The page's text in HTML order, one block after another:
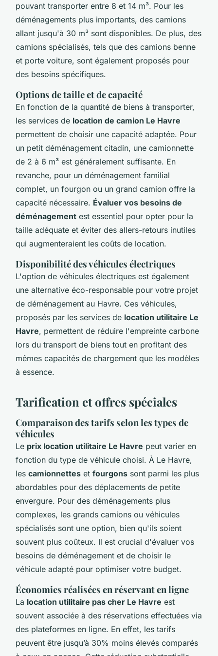
pouvant transporter entre 8 et 14 m³. Pour les
déménagements plus importants, des camions
allant jusqu'à 30 m³ sont disponibles. De plus, des
camions spécialisés, tels que des camions benne
et porte voiture, sont également proposés pour
des besoins spécifiques.
Options de taille et de capacité
En fonction de la quantité de biens à transporter,
les services de location de camion Le Havre
permettent de choisir une capacité adaptée. Pour
un petit déménagement citadin, une camionnette
de 2 à 6 m³ est généralement suffisante. En
revanche, pour un déménagement familial
complet, un fourgon ou un grand camion offre la
capacité nécessaire. Évaluer vos besoins de
déménagement est essentiel pour opter pour la
taille adéquate et éviter des allers-retours inutiles
qui augmenteraient les coûts de location.
Disponibilité des véhicules électriques
L'option de véhicules électriques est également
une alternative éco-responsable pour votre projet
de déménagement au Havre. Ces véhicules,
proposés par les services de location utilitaire Le
Havre, permettent de réduire l'empreinte carbone
lors du transport de biens tout en profitant des
mêmes capacités de chargement que les modèles
à essence.
Tarification et offres spéciales
Comparaison des tarifs selon les types de
véhicules
Le prix location utilitaire Le Havre peut varier en
fonction du type de véhicule choisi. À Le Havre,
les camionnettes et fourgons sont parmi les plus
abordables pour des déplacements de petite
envergure. Pour des déménagements plus
complexes, les grands camions ou véhicules
spécialisés sont une option, bien qu'ils soient
souvent plus coûteux. Il est crucial d'évaluer vos
besoins de déménagement et de choisir le
véhicule adapté pour optimiser votre budget.
Économies réalisées en réservant en ligne
La location utilitaire pas cher Le Havre est
souvent associée à des réservations effectuées via
des plateformes en ligne. En effet, les tarifs
peuvent être jusqu’à 30% moins élevés comparés